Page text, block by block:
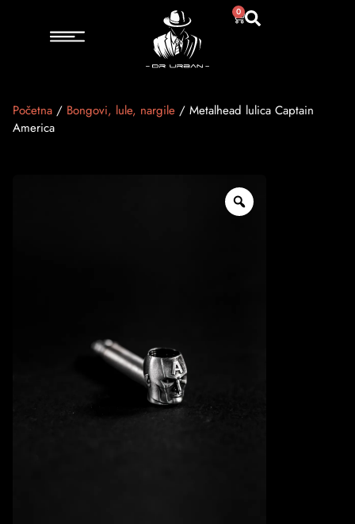
0
Početna / Bongovi, lule, nargile / Metalhead lulica Captain
America